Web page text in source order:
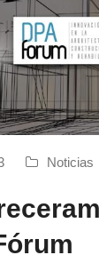
Noticias